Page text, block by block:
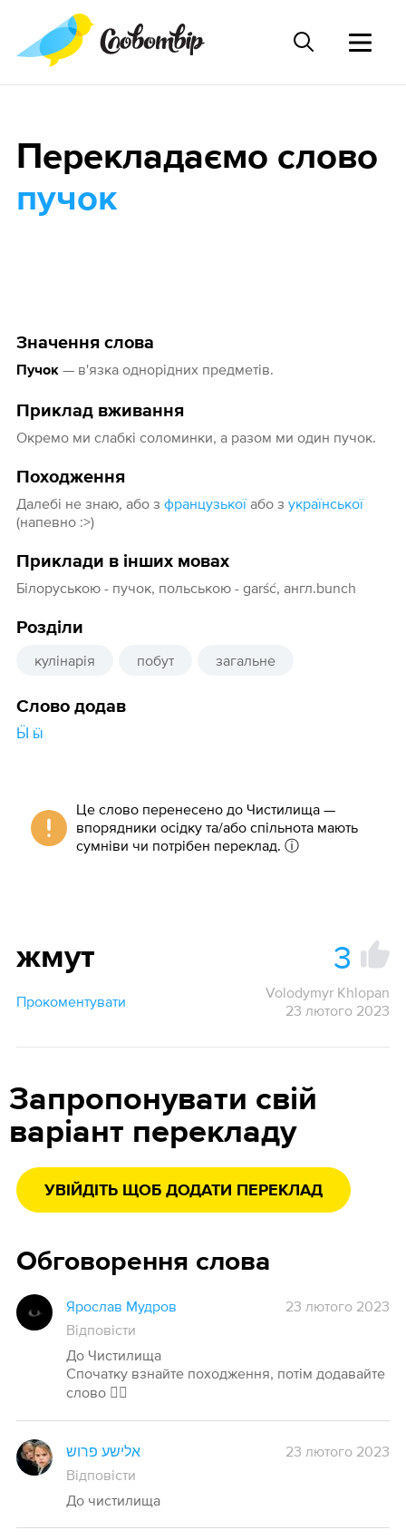
Значення слова
Пучок— в'язка однорідних предметів.
Приклад вживання
Окремо ми слабкі соломинки, а разом ми один пучок.
Походження
Далебі не знаю, або з французькоїабо з української
(напевно :>)
Приклади в інших мовах
Білоруською - пучок, польською - garść, англ.bunch
Розділи
кулінарія побут загальне
Слово додав
Ӹ ӹ
Перекладаємо слово
пучок
Це слово перенесено до Чистилища —
впорядники осідку та/або спільнота мають
сумніви чи потрібен переклад. ⓘ
жмут 3
Прокоментувати
Volodymyr Khlopan
23 лютого 2023
Запропонувати свій
варіант перекладу
УВІЙДІТЬ ЩОБ ДОДАТИ ПЕРЕКЛАД
Обговорення слова
Ярослав Мудров
23 лютого 2023
Відповісти
До Чистилища
Спочатку взнайте походження, потім додавайте
слово 🤦‍♂️
אלישע פרוש
23 лютого 2023
Відповісти
До чистилища